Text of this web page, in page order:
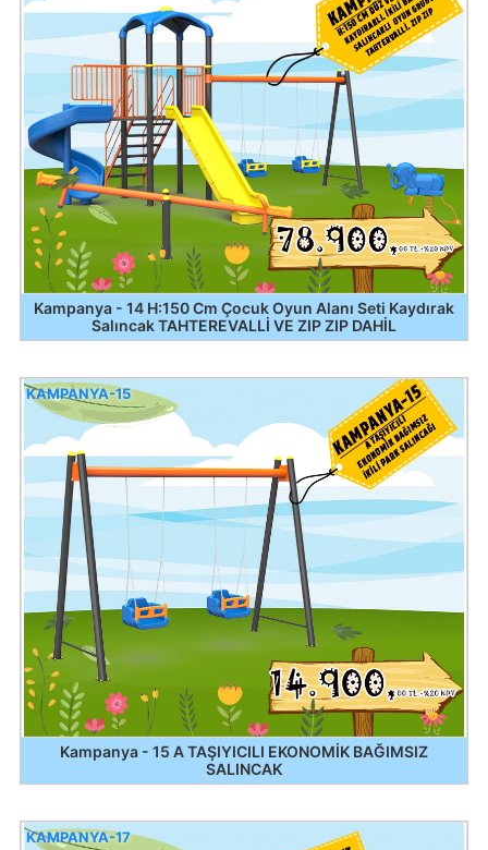
Kampanya - 14 H:150 Cm Çocuk Oyun Alanı Seti Kaydırak
Salıncak TAHTEREVALLİ VE ZIP ZIP DAHİL
Kampanya - 15 A TAŞIYICILI EKONOMİK BAĞIMSIZ
SALINCAK
KAMPANYA-15
KAMPANYA-17